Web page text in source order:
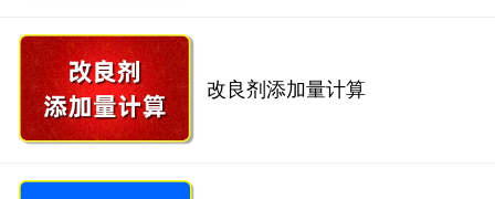
改良剂添加量计算